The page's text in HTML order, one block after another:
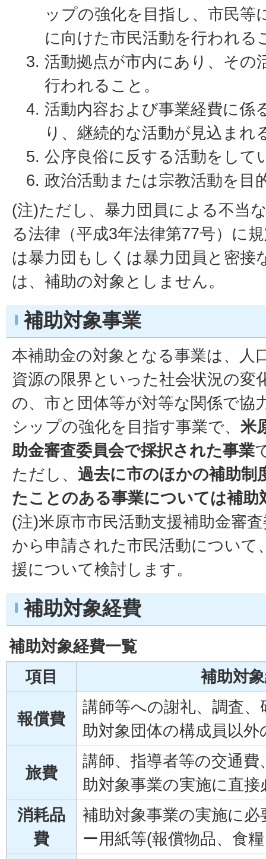
ップの強化を目指し、市民等
に向けた市民活動を行われる
活動拠点が市内にあり、その
行われること。
活動内容および事業経費に係
り、継続的な活動が見込まれ
公序良俗に反する活動をして
政治活動または宗教活動を目
(注)ただし、暴力団員による不当
る法律（平成3年法律第77号）に
は暴力団もしくは暴力団員と密接
は、補助の対象としません。
補助対象事業
本補助金の対象となる事業は、人
資源の限界といった社会状況の変
の、市と団体等が対等な関係で協
シップの強化を目指す事業で、 米
助金審査委員会で採択された事業
ただし、 過去に市のほかの補助制
たことのある事業については補助
(注)米原市市民活動支援補助金審
から申請された市民活動について
援について検討します。
補助対象経費
補助対象経費一覧
項目
補助対
報償費
講師等への謝礼、調査
助対象団体の構成員以
旅費
講師、指導者等の交通
助対象事業の実施に直接
消耗品
費
補助対象事業の実施に
ー用紙等(報償物品、食